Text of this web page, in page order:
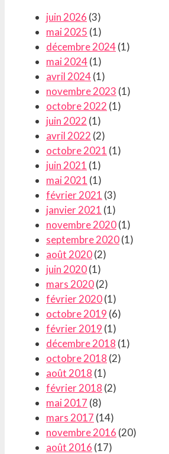
juin 2026 (3)
mai 2025 (1)
décembre 2024(1)
mai 2024(1)
avril 2024(1)
novembre 2023 (1)
octobre 2022 (1)
juin 2022 (1)
avril 2022 (2)
octobre 2021 (1)
juin 2021 (1)
mai 2021 (1)
février 2021 (3)
janvier 2021 (1)
novembre 2020(1)
septembre 2020(1)
août 2020(2)
juin 2020(1)
mars 2020(2)
février 2020(1)
octobre 2019 (6)
février 2019 (1)
décembre 2018 (1)
octobre 2018 (2)
août 2018 (1)
février 2018 (2)
mai 2017 (8)
mars 2017 (14)
novembre 2016 (20)
août 2016 (17)